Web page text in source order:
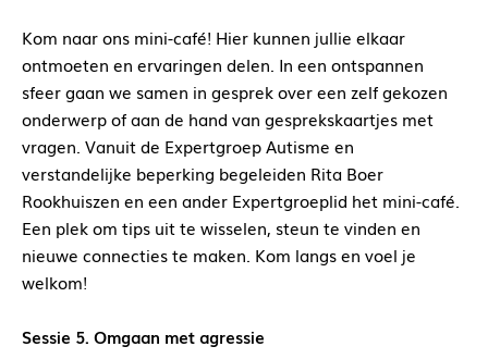
Kom naar ons mini-café! Hier kunnen jullie elkaar
ontmoeten en ervaringen delen. In een ontspannen
sfeer gaan we samen in gesprek over een zelf gekozen
onderwerp of aan de hand van gesprekskaartjes met
vragen. Vanuit de Expertgroep Autisme en
verstandelijke beperking begeleiden Rita Boer
Rookhuiszen en een ander Expertgroeplid het mini-café.
Een plek om tips uit te wisselen, steun te vinden en
nieuwe connecties te maken. Kom langs en voel je
welkom!
Sessie 5. Omgaan met agressie